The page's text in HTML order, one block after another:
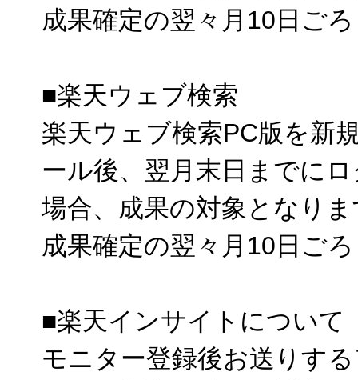
成果確定の翌々月10日ご
■楽天ウェブ検索
楽天ウェブ検索PC版を新
ール後、翌月末日までに
場合、成果の対象となり
成果確定の翌々月10日ご
■楽天インサイトについて
モニター登録後お送りす